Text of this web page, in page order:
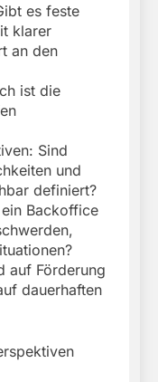
es feste
klarer
an den
ist die
Sind
und
definiert?
Backoffice
auf Förderung
dauerhaften